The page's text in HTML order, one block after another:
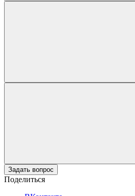
Задать вопрос
Поделиться